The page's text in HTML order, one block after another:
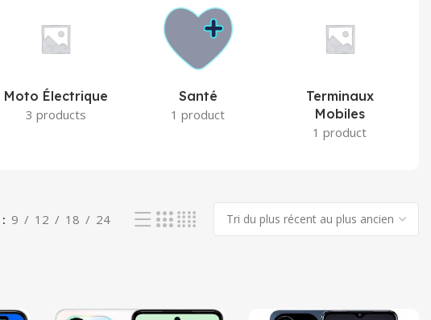
Moto Électrique
3 products
Santé
1 product
Terminaux
Mobiles
1 product
9 12 18 24